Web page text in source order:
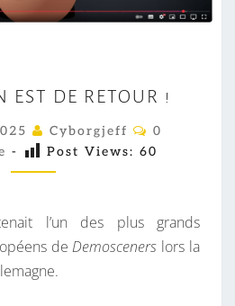
E
M
O
U
N
E
EST DE RETOUR !
Cyborgjeff
C
M
I
R
0
- Post Views: 60
l’un des plus grands
deDemosceners lors la